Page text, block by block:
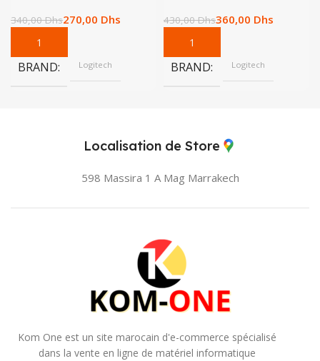
340,00Dhs270,00 Dhs
BRAND Logitech
430,00Dhs360,00 Dhs
BRAND Logitech
Localisation de Store
598 Massira 1 A Mag Marrakech
Kom One est un site marocain d'e-commerce spécialisé
dans la vente en ligne de matériel informatique